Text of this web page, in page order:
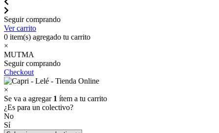
Seguir comprando
Ver carrito
0 item(s) agregado tu carrito
×
MUTMA
Seguir comprando
Checkout
×
Se va a agregar 1 ítem a tu carrito
¿Es para un colectivo?
No
Sí